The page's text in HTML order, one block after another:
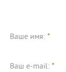
Ваше имя: *
Ваш e-mail: *